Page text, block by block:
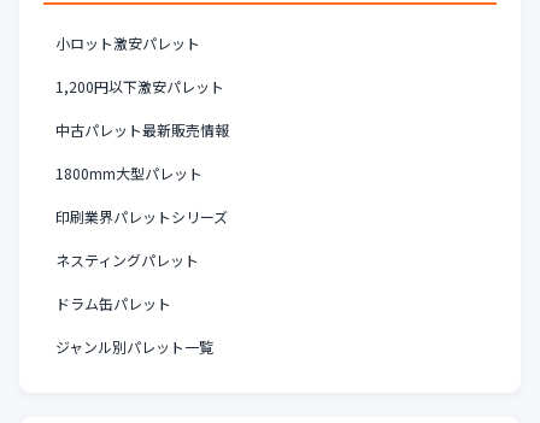
小ロット激安パレット
1,200円以下激安パレット
中古パレット最新販売情報
1800mm大型パレット
印刷業界パレットシリーズ
ネスティングパレット
ドラム缶パレット
ジャンル別パレット一覧